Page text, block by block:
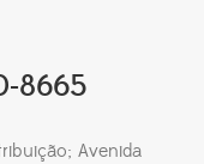
8665
Avenida